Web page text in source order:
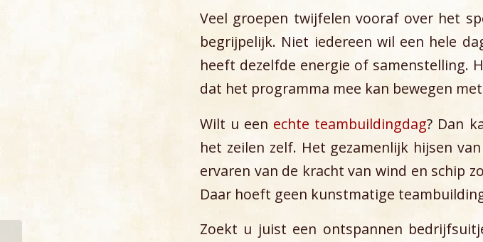
Veel groepen twijfelen vooraf over het
begrijpelijk. Niet iedereen wil een hele
heeft dezelfde energie of samenstelling.
dat het programma mee kan bewegen
Wilt u een echte teambuildingdag? Dan
het zeilen zelf. Het gezamenlijk hijsen
ervaren van de kracht van wind en schip
Daar hoeft geen kunstmatige
Zoekt u juist een ontspannen